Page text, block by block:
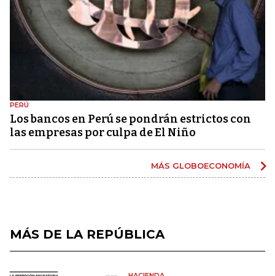
PERÚ
Los bancos en Perú se pondrán estrictos con
las empresas por culpa de El Niño
MÁS GLOBOECONOMÍA
MÁS DE LA REPÚBLICA